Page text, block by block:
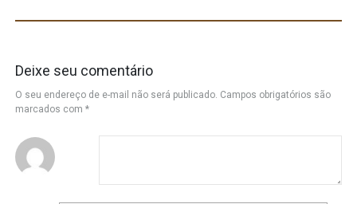
Deixe seu comentário
O seu endereço de e-mail não será publicado. Campos obrigatórios são
marcados com *